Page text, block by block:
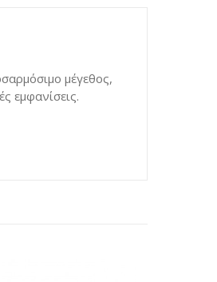
μέγεθος,
εμφανίσεις.